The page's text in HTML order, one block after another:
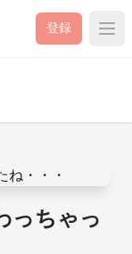
登録
っちゃっ